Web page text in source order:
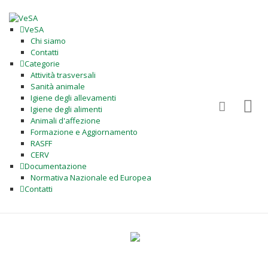
VeSA
Chi siamo
Contatti
Categorie
Attività trasversali
Sanità animale
Igiene degli allevamenti
Igiene degli alimenti
Animali d'affezione
Formazione e Aggiornamento
RASFF
CERV
Documentazione
Normativa Nazionale ed Europea
Contatti